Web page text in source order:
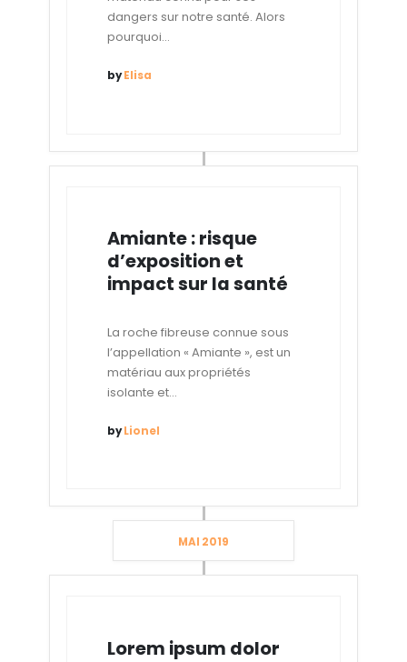
dangers sur notre santé. Alors
pourquoi...
byElisa
Amiante : risque
d’exposition et
impact sur la santé
La roche fibreuse connue sous
l’appellation « Amiante », est un
matériau aux propriétés
isolante et...
byLionel
MAI 2019
Lorem ipsum dolor